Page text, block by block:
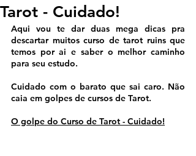
Tarot - Cuidado!
Aqui vou te dar duas mega dicas pra
descartar muitos curso de tarot ruins que
temos por ai e saber o melhor caminho
para seu estudo.
Cuidado com o barato que sai caro. Não
caia em golpes de cursos de Tarot.
O golpe do Curso de Tarot - Cuidado!